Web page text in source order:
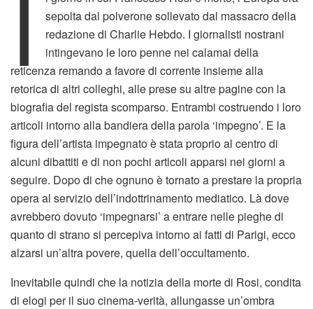
sepolta dal polverone sollevato dal massacro della
redazione di Charlie Hebdo. I giornalisti nostrani
intingevano le loro penne nei calamai della
reticenza remando a favore di corrente insieme alla
retorica di altri colleghi, alle prese su altre pagine con la
biografia del regista scomparso. Entrambi costruendo i loro
articoli intorno alla bandiera della parola ‘impegno’. E la
figura dell’artista impegnato è stata proprio al centro di
alcuni dibattiti e di non pochi articoli apparsi nei giorni a
seguire. Dopo di che ognuno è tornato a prestare la propria
opera al servizio dell’indottrinamento mediatico. Là dove
avrebbero dovuto ‘impegnarsi’ a entrare nelle pieghe di
quanto di strano si percepiva intorno ai fatti di Parigi, ecco
alzarsi un’altra povere, quella dell’occultamento.
Inevitabile quindi che la notizia della morte di Rosi, condita
di elogi per il suo cinema-verità, allungasse un’ombra